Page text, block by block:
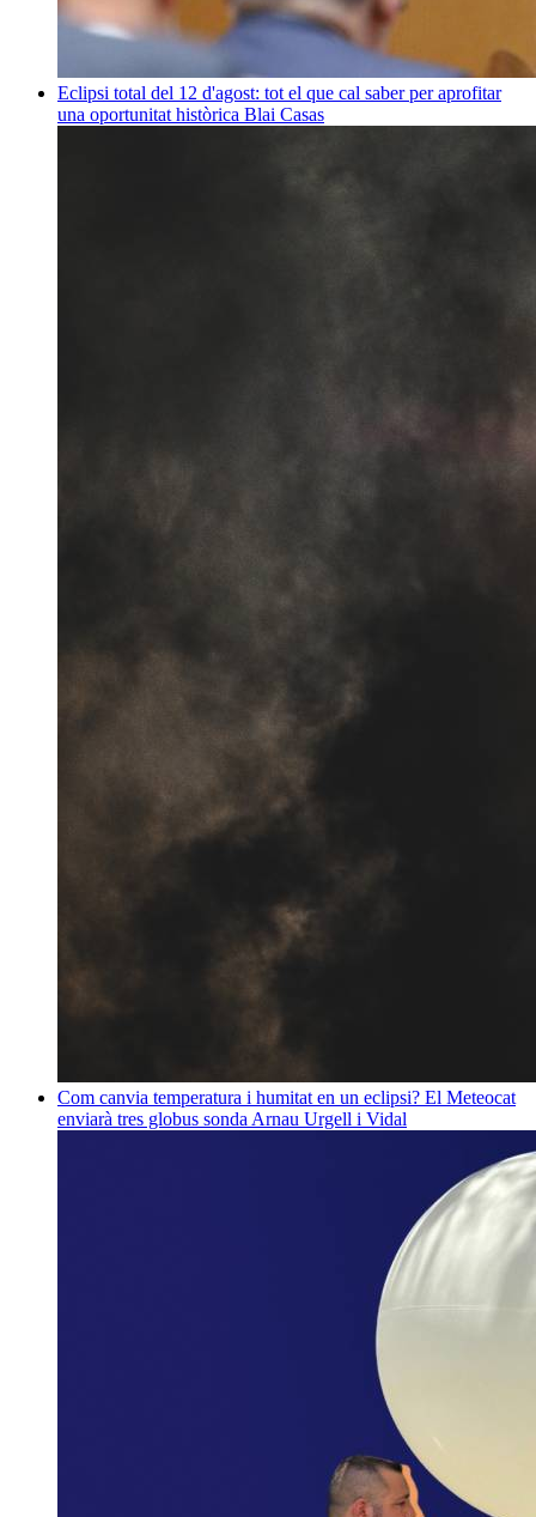
Eclipsi total del 12 d'agost: tot el que cal saber per aprofitar
una oportunitat històrica Blai Casas
Com canvia temperatura i humitat en un eclipsi? El Meteocat
enviarà tres globus sonda Arnau Urgell i Vidal